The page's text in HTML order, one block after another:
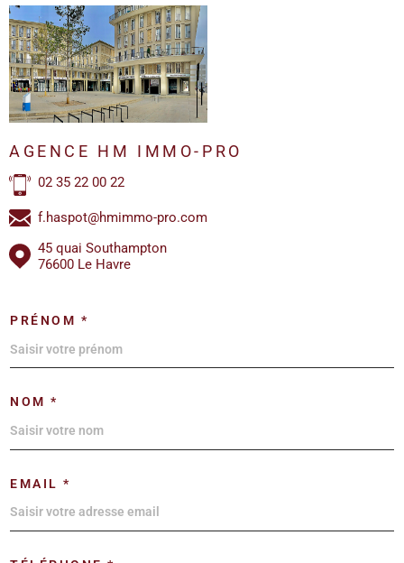
AGENCE HM IMMO-PRO
02 35 22 00 22
f.haspot@hmimmo-pro.com
45 quai Southampton
76600 Le Havre
PRÉNOM *
NOM *
EMAIL *